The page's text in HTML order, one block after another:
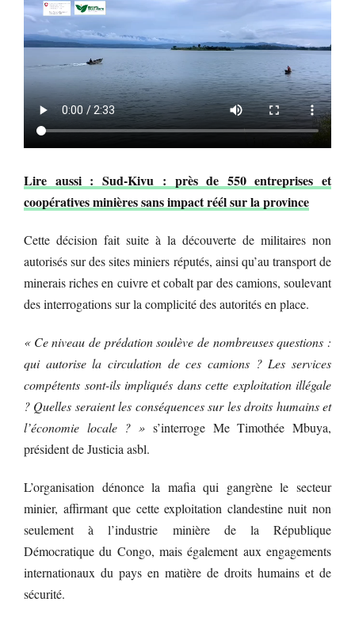
Lire aussi : Sud-Kivu : près de 550 entreprises et
coopératives minières sans impact réél sur la province
Cette décision fait suite à la découverte de militaires non
autorisés sur des sites miniers réputés, ainsi qu’au transport de
minerais riches en cuivre et cobalt par des camions, soulevant
des interrogations sur la complicité des autorités en place.
« Ce niveau de prédation soulève de nombreuses questions :
qui autorise la circulation de ces camions ? Les services
compétents sont-ils impliqués dans cette exploitation illégale
? Quelles seraient les conséquences sur les droits humains et
l’économie locale ? »s’interroge Me Timothée Mbuya,
président de Justicia asbl.
L’organisation dénonce la mafia qui gangrène le secteur
minier, affirmant que cette exploitation clandestine nuit non
seulement à l’industrie minière de la République
Démocratique du Congo, mais également aux engagements
internationaux du pays en matière de droits humains et de
sécurité.